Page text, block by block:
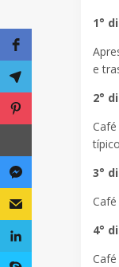
1°
e
2°
3°
4°